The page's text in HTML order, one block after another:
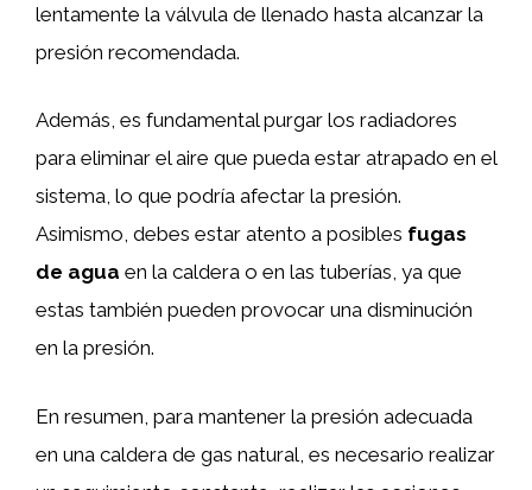
lentamente la válvula de llenado hasta alcanzar la
presión recomendada.
Además, es fundamental purgar los radiadores
para eliminar el aire que pueda estar atrapado en el
sistema, lo que podría afectar la presión.
Asimismo, debes estar atento a posibles fugas
de agua en la caldera o en las tuberías, ya que
estas también pueden provocar una disminución
en la presión.
En resumen, para mantener la presión adecuada
en una caldera de gas natural, es necesario realizar